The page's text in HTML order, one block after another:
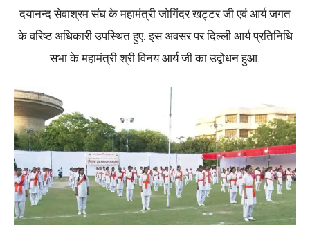
दयानन्द सेवाश्रम संघ के महामंत्री जोगिंदर खट्टर जी एवं आर्य जगत
के वरिष्ठ अधिकारी उपस्थित हुए. इस अवसर पर दिल्ली आर्य प्रतिनिधि
सभा के महामंत्री श्री विनय आर्य जी का उद्बोधन हुआ.